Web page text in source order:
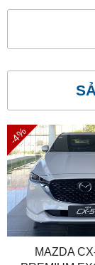
-4%
MAZDA